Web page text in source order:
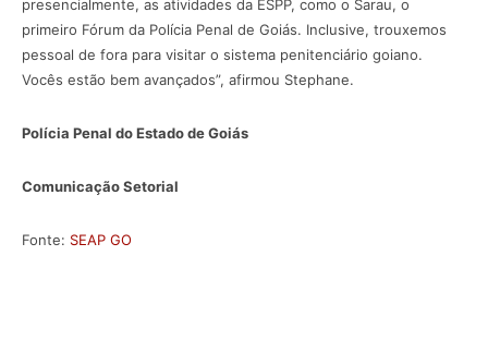
presencialmente, as atividades da ESPP, como o Sarau, o
primeiro Fórum da Polícia Penal de Goiás. Inclusive, trouxemos
pessoal de fora para visitar o sistema penitenciário goiano.
Vocês estão bem avançados”, afirmou Stephane.
Polícia Penal do Estado de Goiás
Comunicação Setorial
Fonte: SEAP GO